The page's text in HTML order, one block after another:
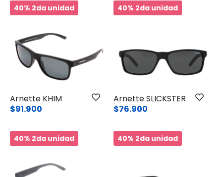
40% 2da unidad
Arnette KHIM
$91.900
40% 2da unidad
Arnette SLICKSTER
$76.900
40% 2da unidad 40% 2da unidad